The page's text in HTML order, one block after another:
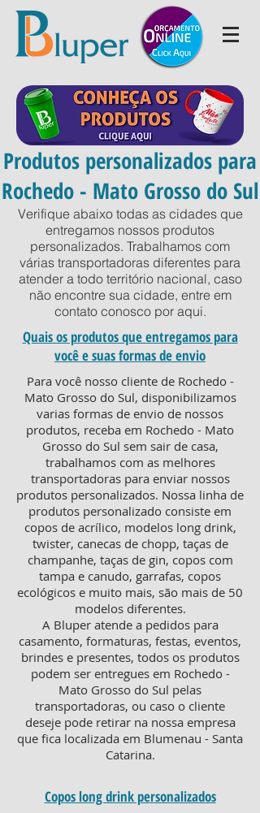
Produtos personalizados para
Rochedo - Mato Grosso do Sul
Verifique abaixo todas as cidades que
entregamos nossos produtos
personalizados. Trabalhamos com
várias transportadoras diferentes para
atender a todo território nacional, caso
não encontre sua cidade, entre em
contato conosco por aqui.
Para você nosso cliente de Rochedo -
Mato Grosso do Sul, disponibilizamos
varias formas de envio de nossos
produtos, receba em Rochedo - Mato
Grosso do Sul sem sair de casa,
trabalhamos com as melhores
transportadoras para enviar nossos
produtos personalizados. Nossa linha de
produtos personalizado consiste em
copos de acrílico, modelos long drink,
twister, canecas de chopp, taças de
champanhe, taças de gin, copos com
tampa e canudo, garrafas, copos
ecológicos e muito mais, são mais de 50
modelos diferentes.
A Bluper atende a pedidos para
casamento, formaturas, festas, eventos,
brindes e presentes, todos os produtos
podem ser entregues em Rochedo -
Mato Grosso do Sul pelas
transportadoras, ou caso o cliente
deseje pode retirar na nossa empresa
que fica localizada em Blumenau - Santa
Catarina.
Quais os produtos que entregamos para
você e suas formas de envio
Copos long drink personalizados